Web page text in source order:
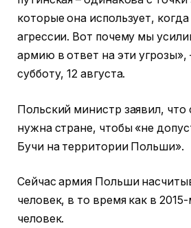
которые она использует,
агрессии. Вот почему мы
армию в ответ на эти угрозы»,
субботу, 12 августа.
Польский министр заявил, что
нужна стране, чтобы «не
Бучи на территории Польши».
Сейчас армия Польши
человек, в то время как в
человек.